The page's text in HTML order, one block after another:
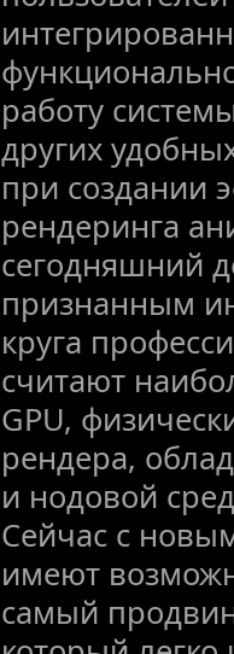
работу
других
при создании
рендеринга
сегодняшний
признанным
круга
считают
GPU,
рендера,
и нодовой
Сейчас с
имеют
самый